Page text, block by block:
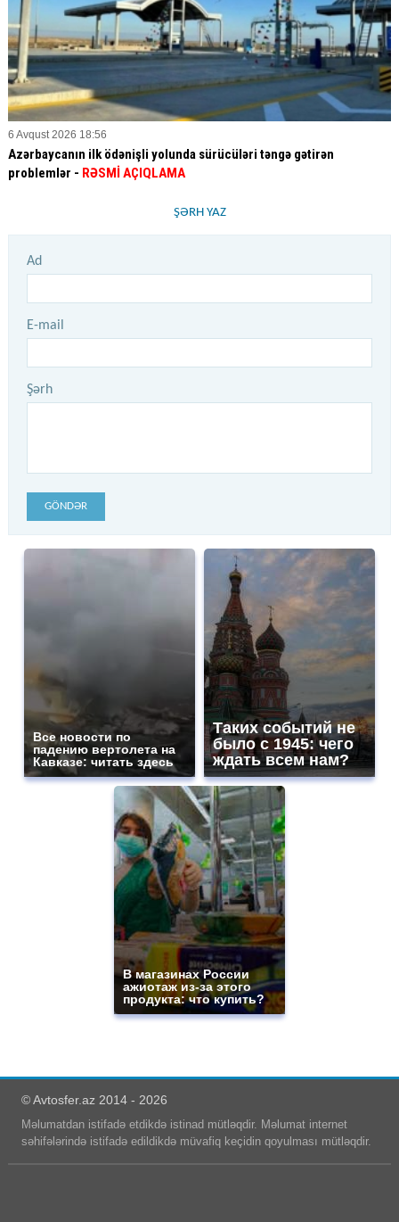
6 Avqust 2026 18:56
Azərbaycanın ilk ödənişli yolunda sürücüləri təngə gətirən
problemlər - RƏSMİ AÇIQLAMA
ŞƏRH YAZ
Ad
E-mail
Şərh
GÖNDƏR
Все новости по
падению вертолета на
Кавказе: читать здесь
Таких событий не
было с 1945: чего
ждать всем нам?
В магазинах России
ажиотаж из-за этого
продукта: что купить?
© Avtosfer.az 2014 - 2026
Məlumatdan istifadə etdikdə istinad mütləqdir. Məlumat internet
səhifələrində istifadə edildikdə müvafiq keçidin qoyulması mütləqdir.